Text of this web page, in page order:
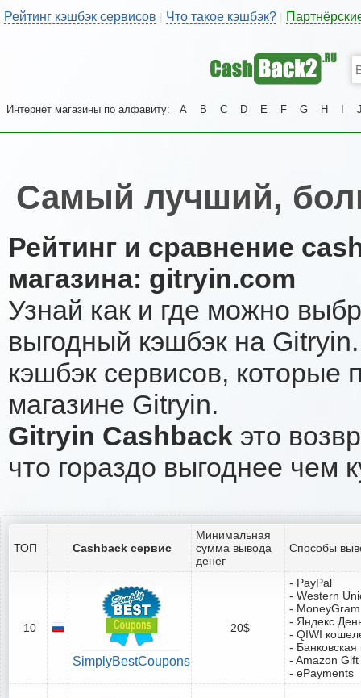
Рейтинг кэшбэк сервисов | Что такое кэшбэк?
Интернет магазины по алфавиту: A B C D E F G H
Самый лучший,
Рейтинг и сравнение
магазина: gitryin.com
Узнай как и где можно
выгодный кэшбэк на
кэшбэк сервисов, которые
магазине Gitryin.
Gitryin Cashback это
что гораздо выгоднее чем
ТОП Cashback сервис
Минимальная
сумма вывода
денег
Способы
10
SimplyBestCoupons
20$
- PayPal
- Western
- MoneyGram
-
- QIWI
-
- Amazon
- ePayments